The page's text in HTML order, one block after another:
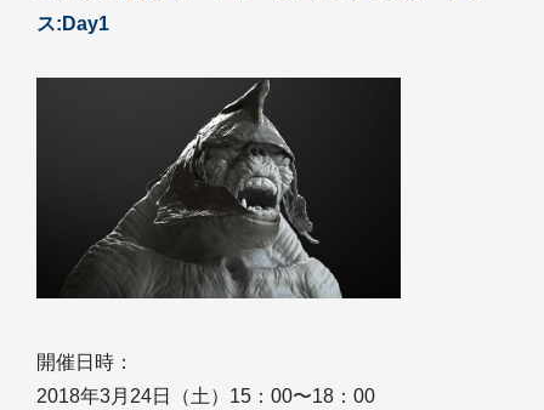
ス:Day1
開催日時：
2018年3月24日（土）15：00〜18：00